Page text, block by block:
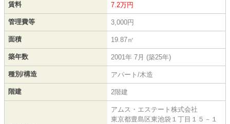
賃料 7.2万円
管理費等 3,000円
面積 19.87㎡
築年数 2001年 7月 (築25年)
種別/構造 アパート/木造
階建 2階建
アムス・エステート株式会社
東京都豊島区東池袋１丁目１５－１